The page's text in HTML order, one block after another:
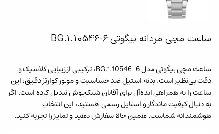
ساعت مچی مردانه بیگوتی BG.1.10546-6
ساعت مچی بیگوتی مدل BG.1.10546-6، ترکیبی از زیبایی کلاسیک و
دقت بی‌نظیر است. بدنه استیل ضد حساسیت و موتور کوارتز دقیق، این
ساعت را به همراهی ایده‌آل برای آقایان شیک‌پوش تبدیل کرده است. اگر
به دنبال کیفیت ماندگار و استایل رسمی هستید، این انتخاب
هوشمندانه شماست. همین حالا سفارش دهید و تمایز را تجربه کنید.